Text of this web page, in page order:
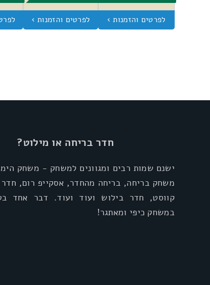
חדר בריחה או מילוט?
ישנם שמות רבים ומגוונים למשחק - משחק
משחק בריחה, בריחה מהחדר, אסקייפ רום,
קווסט, חדר בילוש ועוד ועוד. דבר אחד
במשחק כיפי ומאתגר!